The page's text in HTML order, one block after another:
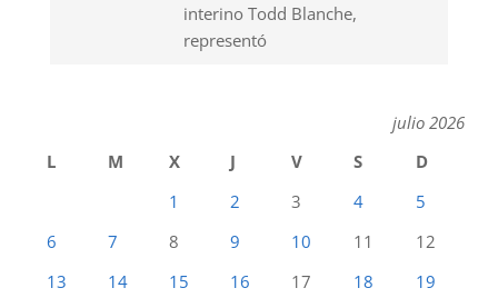
interino Todd Blanche,
representó
julio 2026
L
M X J V S
D
1
2 3 4
5
6
7 8 9 10 11
12
13
14 15 16 17 18 19